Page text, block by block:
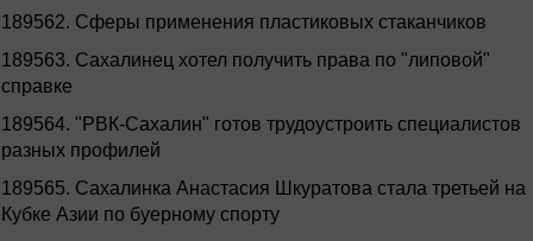
189562. Сферы применения пластиковых стаканчиков
189563. Сахалинец хотел получить права по "липовой"
справке
189564. "РВК-Сахалин" готов трудоустроить специалистов
разных профилей
189565. Сахалинка Анастасия Шкуратова стала третьей на
Кубке Азии по буерному спорту